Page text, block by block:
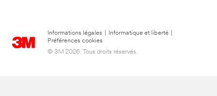
Informations légales Informatique et liberté
Préférences cookies
© 3M 2026. Tous droits réservés.